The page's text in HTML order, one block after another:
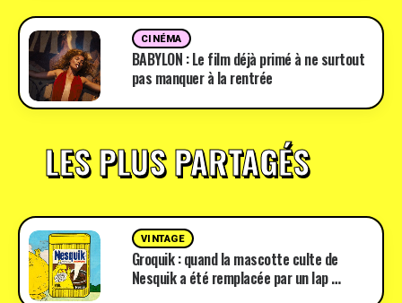
CINÉMA
BABYLON : Le film déjà primé à ne surtout
pas manquer à la rentrée
LES PLUS PARTAGÉS
VINTAGE
Groquik : quand la mascotte culte de
Nesquik a été remplacée par un lap …